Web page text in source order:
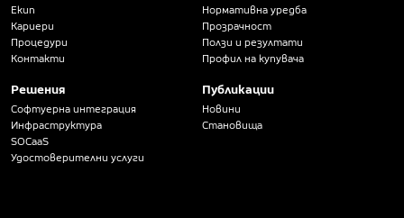
Екип
Кариери
Процедури
Контакти
Решения
Софтуерна интеграция
Инфраструктура
SOCaaS
Удостоверителни услуги
Нормативна уредба
Прозрачност
Ползи и резултати
Профил на купувача
Публикации
Новини
Становища